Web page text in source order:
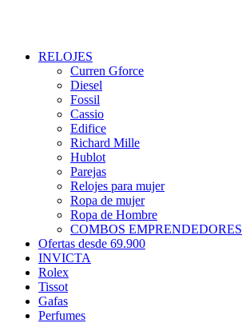
RELOJES
Curren Gforce
Diesel
Fossil
Cassio
Edifice
Richard Mille
Hublot
Parejas
Relojes para mujer
Ropa de mujer
Ropa de Hombre
COMBOS EMPRENDEDORES
Ofertas desde 69.900
INVICTA
Rolex
Tissot
Gafas
Perfumes